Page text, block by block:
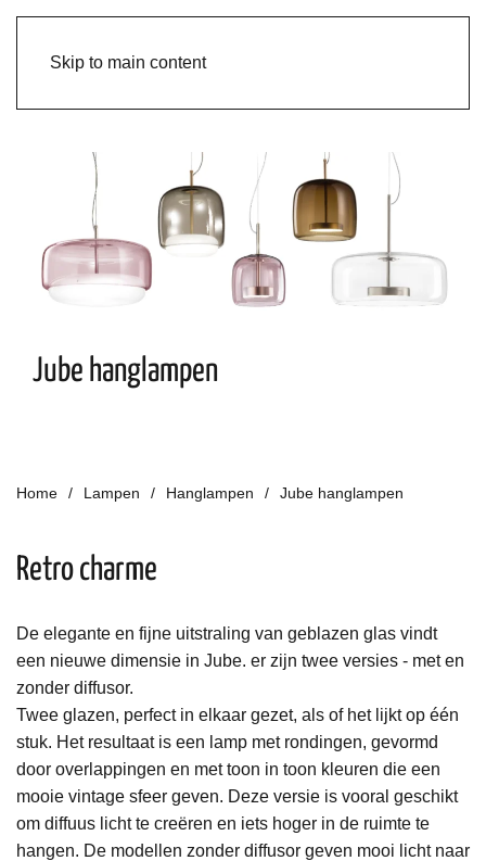
Skip to main content
Jube hanglampen
Home Lampen Hanglampen Jube hanglampen
Retro charme
De elegante en fijne uitstraling van geblazen glas vindt
een nieuwe dimensie in Jube. er zijn twee versies - met en
zonder diffusor.
Twee glazen, perfect in elkaar gezet, als of het lijkt op één
stuk. Het resultaat is een lamp met rondingen, gevormd
door overlappingen en met toon in toon kleuren die een
mooie vintage sfeer geven. Deze versie is vooral geschikt
om diffuus licht te creëren en iets hoger in de ruimte te
hangen. De modellen zonder diffusor geven mooi licht naar